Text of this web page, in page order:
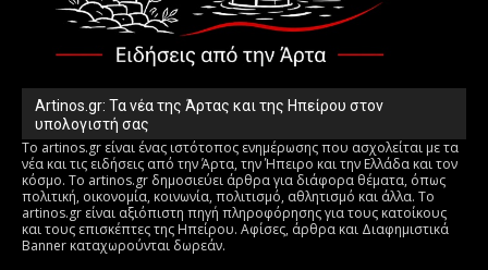
Artinos.gr: Τα νέα της Άρτας και της Ηπείρου στον
υπολογιστή σας
Το artinos.gr είναι ένας ιστότοπος ενημέρωσης που ασχολείται με τα
νέα και τις ειδήσεις από την Άρτα, την Ήπειρο και την Ελλάδα και τον
κόσμο. Το artinos.gr δημοσιεύει άρθρα για διάφορα θέματα, όπως
πολιτική, οικονομία, κοινωνία, πολιτισμό, αθλητισμό και άλλα. Το
artinos.gr είναι αξιόπιστη πηγή πληροφόρησης για τους κατοίκους
και τους επισκέπτες της Ηπείρου. Αφίσες, άρθρα και Διαφημιστικά
Banner καταχωρούνται δωρεάν.